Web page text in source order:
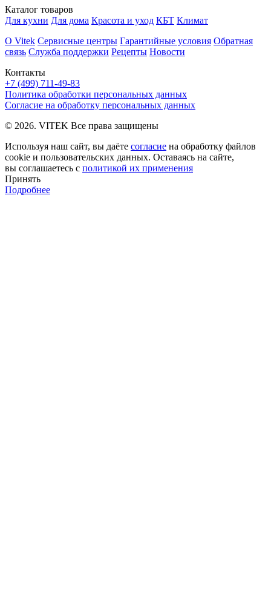
Контакты
+7 (499) 711-49-83
Каталог товаров
Для кухни Для дома Красота и уход КБТ Климат
О Vitek Сервисные центры Гарантийные условия Обратная
связь Служба поддержки Рецепты Новости
Политика обработки персональных данных
Согласие на обработку персональных данных
© 2026. VITEK Все права защищены
Используя наш сайт, вы даёте согласие на обработку файлов
cookie и пользовательских данных. Оставаясь на сайте,
вы соглашаетесь с политикой их применения
Принять
Подробнее